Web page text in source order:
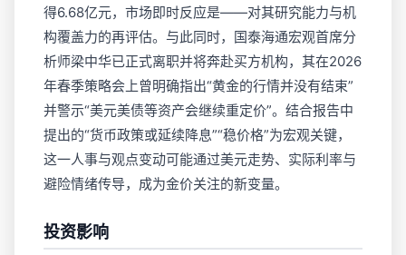
得6.68亿元，市场即时反应是——对其研究能力与机
构覆盖力的再评估。与此同时，国泰海通宏观首席分
析师梁中华已正式离职并将奔赴买方机构，其在2026
年春季策略会上曾明确指出“黄金的行情并没有结束”
并警示“美元美债等资产会继续重定价”。结合报告中
提出的“货币政策或延续降息”“稳价格”为宏观关键，
这一人事与观点变动可能通过美元走势、实际利率与
避险情绪传导，成为金价关注的新变量。
投资影响